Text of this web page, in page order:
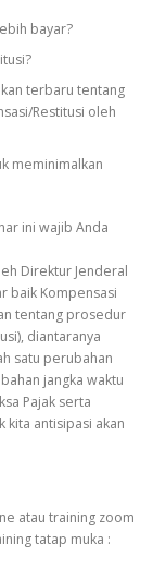
bayar?
terbaru tentang
Restitusi oleh
meminimalkan
ini wajib Anda
Direktur Jenderal
baik Kompensasi
tentang prosedur
diantaranya
satu perubahan
jangka waktu
Pajak serta
kita antisipasi akan
atau training zoom
tatap muka :